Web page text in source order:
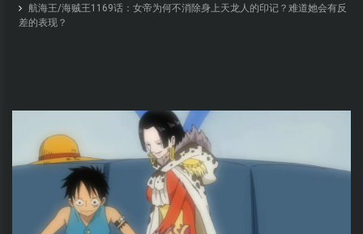
航海王/海贼王1169话：女帝为何不消除身上天龙人的印记？难道她会有反
差的表现？